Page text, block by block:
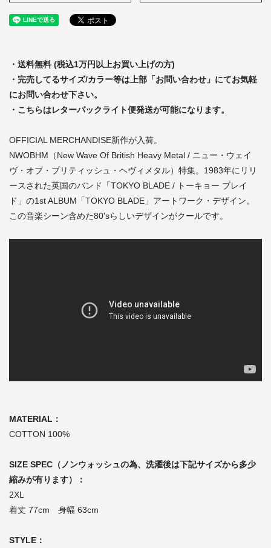
・送料無料 (税込1万円以上お買い上げの方)
・完売してるサイズ/カラー等は上部「お問い合わせ」にてお気軽
にお問い合わせ下さい。
・こちらはレターパックライト便発送が可能になります。
OFFICIAL MERCHANDISE新作が入荷。
NWOBHM（New Wave Of British Heavy Metal / ニュー・ウェイ
ヴ・オブ・ブリティッシュ・ヘヴィメタル）特集。1983年にリリ
ースされた英国のバンド「TOKYO BLADE / トーキョー ブレイ
ド」の1st ALBUM「TOKYO BLADE」アートワーク・デザイン。
この音楽シーン含めた80'sらしいデザインがクールです。
MATERIAL：
COTTON 100%
SIZE SPEC（ノンウォッシュの為、洗濯後は下記サイズから多少
縮みが有ります）：
2XL
着丈 77cm 身幅 63cm
STYLE：